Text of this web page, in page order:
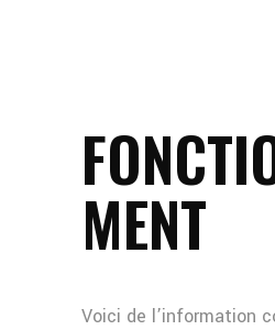
MENT
Voici de l’information